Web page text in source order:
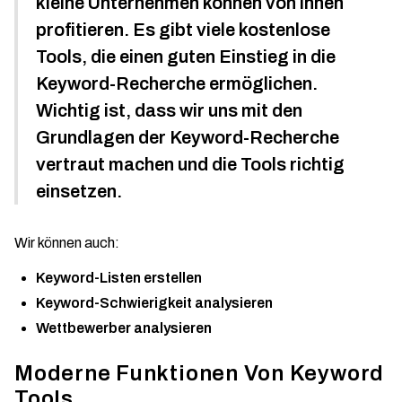
profitieren. Es gibt viele kostenlose
Tools, die einen guten Einstieg in die
Keyword-Recherche ermöglichen.
Wichtig ist, dass wir uns mit den
Grundlagen der Keyword-Recherche
vertraut machen und die Tools richtig
einsetzen.
Wir können auch:
Keyword-Listen erstellen
Keyword-Schwierigkeit analysieren
Wettbewerber analysieren
Moderne Funktionen Von Keyword